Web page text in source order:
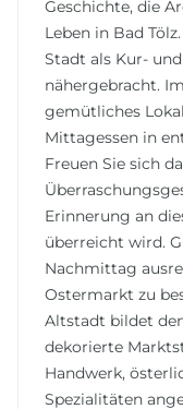
Geschichte, die
Leben in Bad
Stadt als Kur-
nähergebracht.
gemütliches
Mittagessen in
Freuen Sie sich
Erinnerung an
überreicht wird.
Nachmittag
Ostermarkt zu
Altstadt bildet
dekorierte
Handwerk,
Spezialitäten